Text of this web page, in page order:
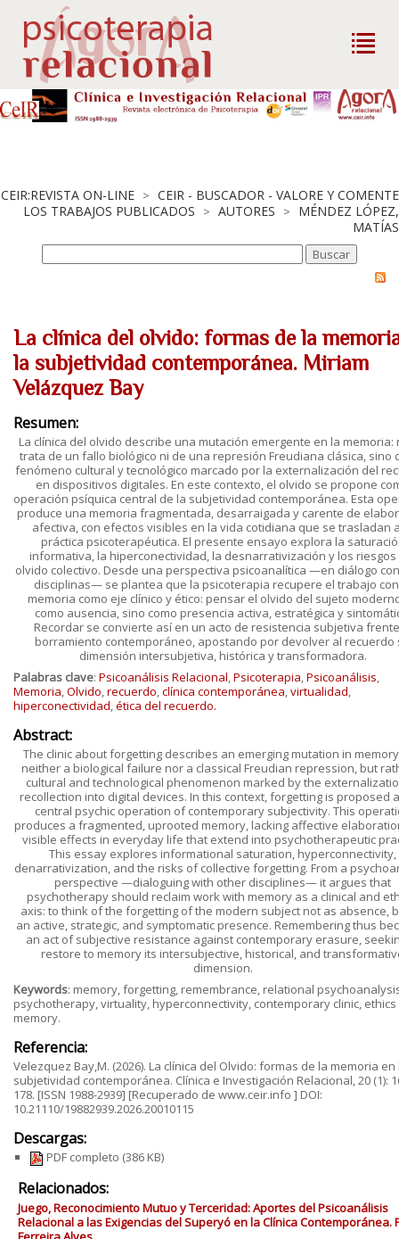
CEIR:REVISTA ON-LINE > CEIR - BUSCADOR - VALORE Y COMENTE
LOS TRABAJOS PUBLICADOS > AUTORES > MÉNDEZ LÓPEZ,
MATÍAS
La clínica del olvido: formas de la
la subjetividad contemporánea. Miriam
Velázquez Bay
Resumen:
La clínica del olvido describe una mutación emergente en la memoria:
trata de un fallo biológico ni de una represión Freudiana clásica, sino
fenómeno cultural y tecnológico marcado por la externalización del
en dispositivos digitales. En este contexto, el olvido se propone
operación psíquica central de la subjetividad contemporánea. Esta
produce una memoria fragmentada, desarraigada y carente de
afectiva, con efectos visibles en la vida cotidiana que se trasladan
práctica psicoterapéutica. El presente ensayo explora la
informativa, la hiperconectividad, la desnarrativización y los riesgos
olvido colectivo. Desde una perspectiva psicoanalítica —en diálogo
disciplinas— se plantea que la psicoterapia recupere el trabajo
memoria como eje clínico y ético: pensar el olvido del sujeto
como ausencia, sino como presencia activa, estratégica y
Recordar se convierte así en un acto de resistencia subjetiva
borramiento contemporáneo, apostando por devolver al recuerdo
dimensión intersubjetiva, histórica y transformadora.
Palabras clave: Psicoanálisis Relacional,Psicoterapia,Psicoanálisis,
Memoria,Olvido,recuerdo,clínica contemporánea,virtualidad,
hiperconectividad,ética del recuerdo.
Abstract:
The clinic about forgetting describes an emerging mutation in
neither a biological failure nor a classical Freudian repression, but
cultural and technological phenomenon marked by the
recollection into digital devices. In this context, forgetting is proposed
central psychic operation of contemporary subjectivity. This
produces a fragmented, uprooted memory, lacking affective
visible effects in everyday life that extend into psychotherapeutic
This essay explores informational saturation, hyperconnectivity,
denarrativization, and the risks of collective forgetting. From a
perspective —dialoguing with other disciplines— it argues that
psychotherapy should reclaim work with memory as a clinical and
axis: to think of the forgetting of the modern subject not as absence,
an active, strategic, and symptomatic presence. Remembering thus
an act of subjective resistance against contemporary erasure,
restore to memory its intersubjective, historical, and
dimension.
Keywords: memory, forgetting, remembrance, relational
psychotherapy, virtuality, hyperconnectivity, contemporary clinic,
memory.
Referencia:
Velezquez Bay,M. (2026). La clínica del Olvido: formas de la memoria en
subjetividad contemporánea. Clínica e Investigación Relacional, 20 (1):
178. [ISSN 1988-2939] [Recuperado de www.ceir.info ] DOI:
10.21110/19882939.2026.20010115
Descargas:
PDF completo (386 KB)
Relacionados:
Juego, Reconocimiento Mutuo y Terceridad: Aportes del Psicoanálisis
Relacional a las Exigencias del Superyó en la Clínica Contemporánea.